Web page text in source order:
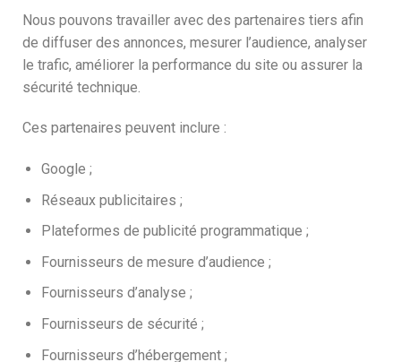
Nous pouvons travailler avec des partenaires tiers afin
de diffuser des annonces, mesurer l’audience, analyser
le trafic, améliorer la performance du site ou assurer la
sécurité technique.
Ces partenaires peuvent inclure :
Google ;
Réseaux publicitaires ;
Plateformes de publicité programmatique ;
Fournisseurs de mesure d’audience ;
Fournisseurs d’analyse ;
Fournisseurs de sécurité ;
Fournisseurs d’hébergement ;